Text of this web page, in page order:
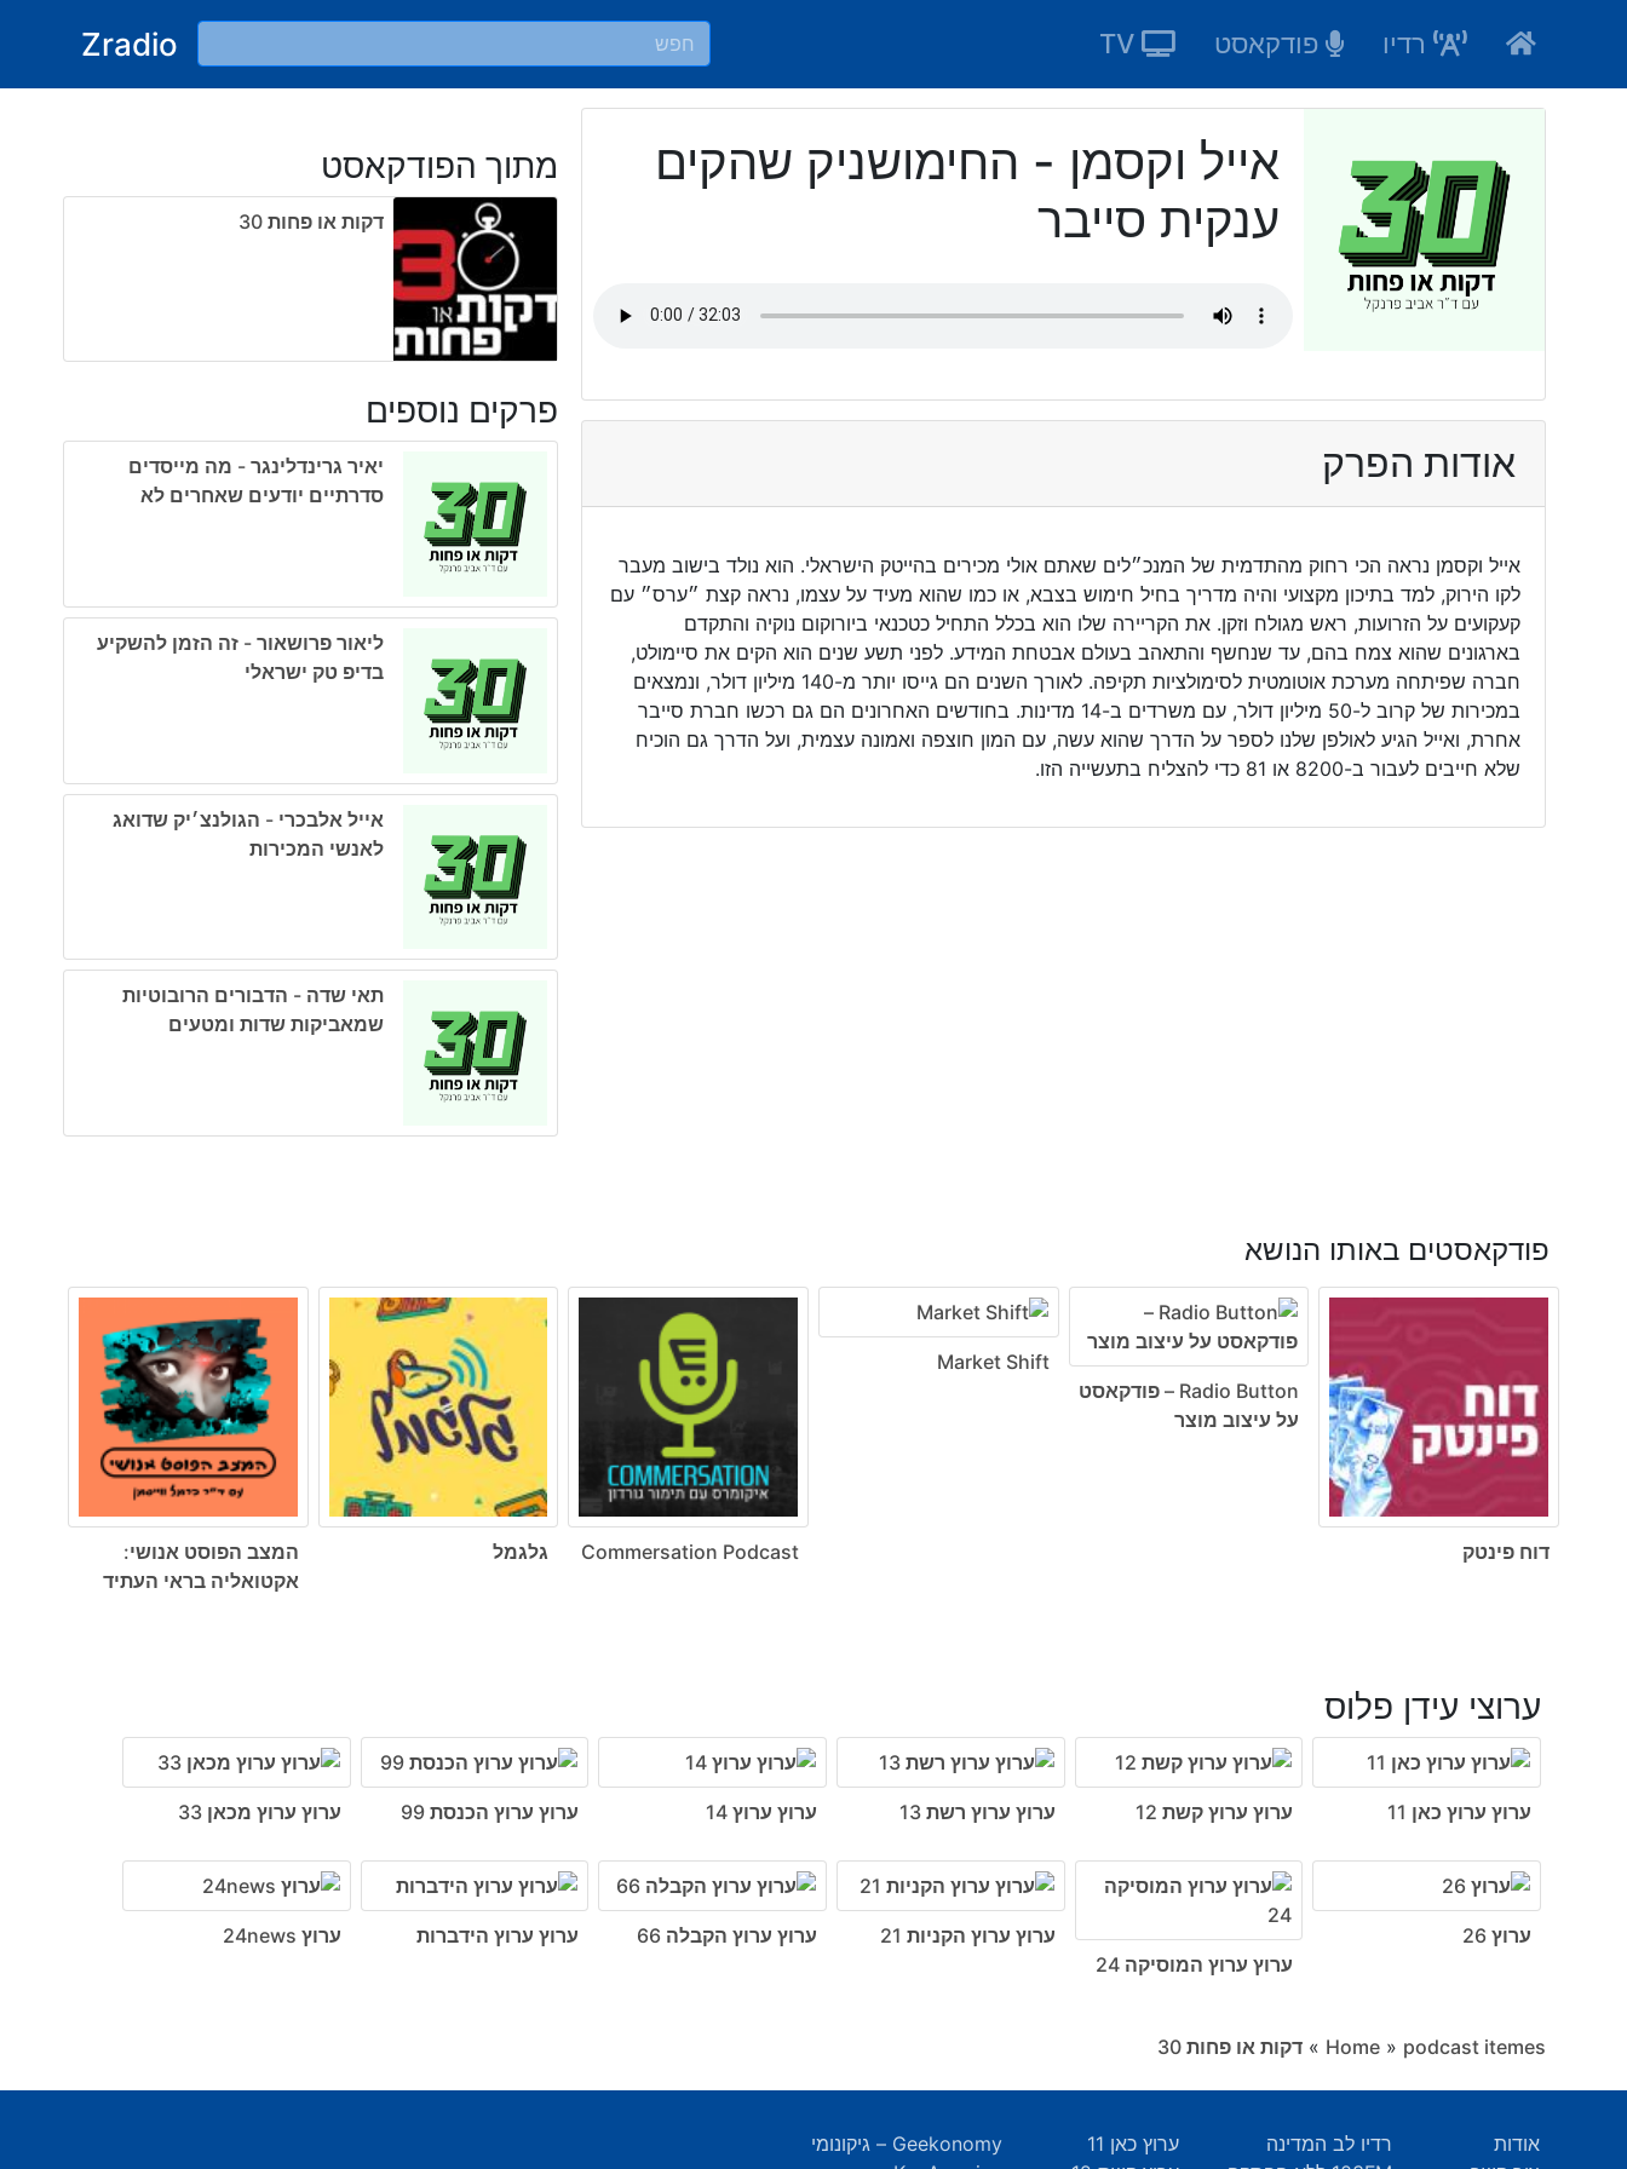
Zradio רדיו פודקאסט
אייל וקסמן - החימושניק שהקים
ענקית סייבר
אודות הפרק
אייל וקסמן נראה הכי רחוק מהתדמית של המנכ״לים שאתם אולי מכירים בהייטק הישראלי. הוא נולד בישוב מעבר
לקו הירוק, למד בתיכון מקצועי והיה מדריך בחיל חימוש בצבא, או כמו שהוא מעיד על עצמו, נראה קצת ״ערס״ עם
קעקועים על הזרועות, ראש מגולח וזקן. את הקריירה שלו הוא בכלל התחיל כטכנאי ביורוקום נוקיה והתקדם
בארגונים שהוא צמח בהם, עד שנחשף והתאהב בעולם אבטחת המידע. לפני תשע שנים הוא הקים את סיימולט,
חברה שפיתחה מערכת אוטומטית לסימולציות תקיפה. לאורך השנים הם גייסו יותר מ-140 מיליון דולר, ונמצאים
במכירות של קרוב ל-50 מיליון דולר, עם משרדים ב-14 מדינות. בחודשים האחרונים הם גם רכשו חברת סייבר
אחרת, ואייל הגיע לאולפן שלנו לספר על הדרך שהוא עשה, עם המון חוצפה ואמונה עצמית, ועל הדרך גם הוכיח
שלא חייבים לעבור ב-8200 או 81 כדי להצליח בתעשייה הזו.
מתוך הפודקאסט
דקות או פחות ‎30
פרקים נוספים
יאיר גרינדלינגר - מה מייסדים
סדרתיים יודעים שאחרים לא
ליאור פרושאור - זה הזמן להשקיע
בדיפ טק ישראלי
אייל אלבכרי - הגולנצ׳יק שדואג
לאנשי המכירות
תאי שדה - הדבורים הרובוטיות
שמאביקות שדות ומטעים
פודקאסטים באותו הנושא
דוח פינטק
Radio Button – פודקאסט
על עיצוב מוצר
Market Shift
Commersation Podcast גלגמל
המצב הפוסט אנושי:
אקטואליה בראי העתיד
ערוצי עידן פלוס
ערוץ ערוץ כאן 11 ערוץ ערוץ קשת 12 ערוץ ערוץ רשת 13 ערוץ ערוץ 14 ערוץ ערוץ הכנסת 99 ערוץ ערוץ מכאן 33
ערוץ 26
ערוץ ערוץ המוסיקה 24
ערוץ ערוץ הקניות 21 ערוץ ערוץ הקבלה 66 ערוץ ערוץ הידברות ערוץ 24news
Home » podcast itemes
» דקות או פחות ‎30
אודות
רדיו לב המדינה
ערוץ כאן 11
Geekonomy – גיקונומי